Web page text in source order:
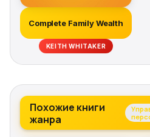
Complete Family Wealth
KEITH WHITAKER
Похожие книги
жанра